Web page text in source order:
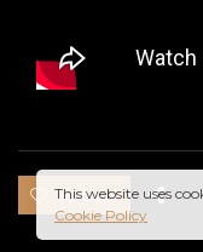
33 likes
This website uses
Cookie Policy